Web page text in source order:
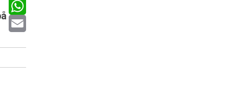
Twitter
WhatsApp